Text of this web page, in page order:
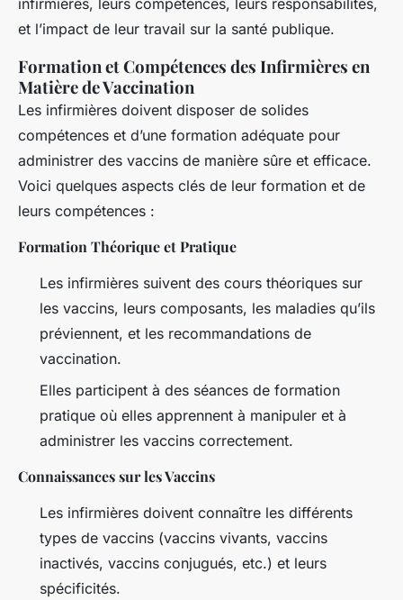
infirmières, leurs compétences, leurs responsabilités,
et l’impact de leur travail sur la santé publique.
Formation et Compétences des Infirmières en
Matière de Vaccination
Les infirmières doivent disposer de solides
compétences et d’une formation adéquate pour
administrer des vaccins de manière sûre et efficace.
Voici quelques aspects clés de leur formation et de
leurs compétences :
Formation Théorique et Pratique
Les infirmières suivent des cours théoriques sur
les vaccins, leurs composants, les maladies qu’ils
préviennent, et les recommandations de
vaccination.
Elles participent à des séances de formation
pratique où elles apprennent à manipuler et à
administrer les vaccins correctement.
Connaissances sur les Vaccins
Les infirmières doivent connaître les différents
types de vaccins (vaccins vivants, vaccins
inactivés, vaccins conjugués, etc.) et leurs
spécificités.